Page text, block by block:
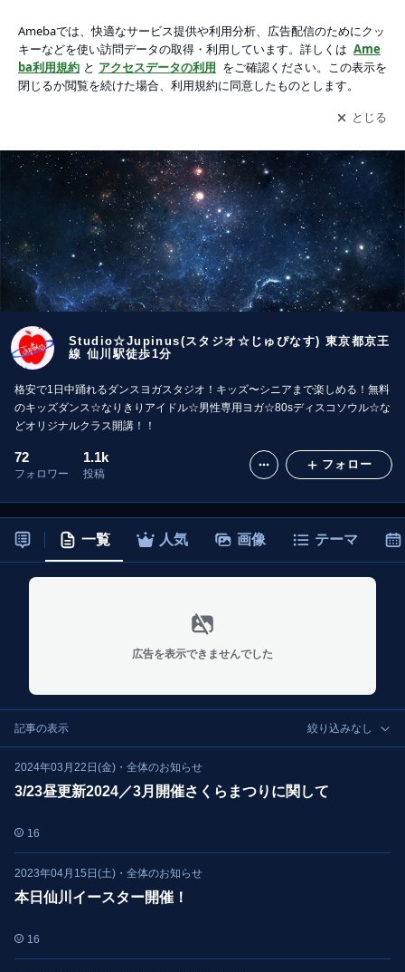
徒歩1分アプリをダウンロードして ブログの更新通知
を受け取りまし
ょう。
開く
Studio☆Jupinus(スタジオ☆じゅぴなす) 東京都京王
線 仙川駅徒歩1分
格安で1日中踊れるダンスヨガスタジオ！キッズ〜シニアまで楽しめる！無料
のキッズダンス☆なりきりアイドル☆男性専用ヨガ☆80sディスコソウル☆な
どオリジナルクラス開講！！
72
フォロワー
1.1k
投稿
フォロー
一覧 人気 画像 テーマ
広告を表示できませんでした
記事の表示 絞り込みなし
2024年03月22日(金) ・ 全体のお知らせ
3/23昼更新2024／3月開催さくらまつりに関して
16
2023年04月15日(土) ・ 全体のお知らせ
本日仙川イースター開催！
16